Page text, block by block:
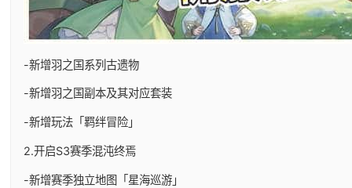
-新增羽之国系列古遗物
-新增羽之国副本及其对应套装
-新增玩法「羁绊冒险」
2.开启S3赛季混沌终焉
-新增赛季独立地图「星海巡游」